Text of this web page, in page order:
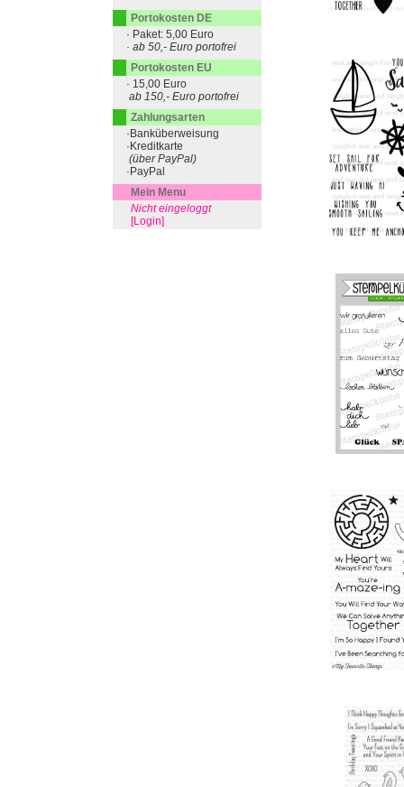
Portokosten DE
· Paket: 5,00 Euro
· ab 50,- Euro portofrei
Portokosten EU
· 15,00 Euro
ab 150,- Euro portofrei
Zahlungsarten
·Banküberweisung
·Kreditkarte
(über PayPal)
·PayPal
Mein Menu
Nicht eingeloggt
[Login]